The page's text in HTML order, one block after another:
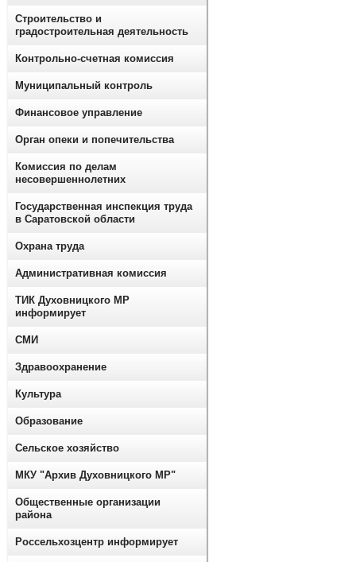
Строительство и
градостроительная деятельность
Контрольно-счетная комиссия
Муниципальный контроль
Финансовое управление
Орган опеки и попечительства
Комиссия по делам
несовершеннолетних
Государственная инспекция труда
в Саратовской области
Охрана труда
Административная комиссия
ТИК Духовницкого МР
информирует
СМИ
Здравоохранение
Культура
Образование
Сельское хозяйство
МКУ "Архив Духовницкого МР"
Общественные организации
района
Россельхозцентр информирует